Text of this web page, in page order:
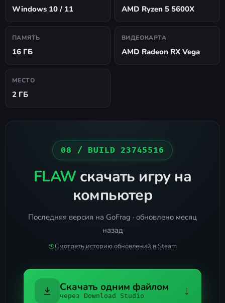
Windows 10 / 11 AMD Ryzen 5 5600X
ПАМЯТЬ
16 ГБ
ВИДЕОКАРТА
AMD Radeon RX Vega
МЕСТО
2 ГБ
08 / BUILD 23745516
FLAW скачать игру на
компьютер
Последняя версия на GoFrag · обновлено месяц
назад
Смотреть историю обновлений в Steam
Скачать одним файлом
через Download Studio ↓